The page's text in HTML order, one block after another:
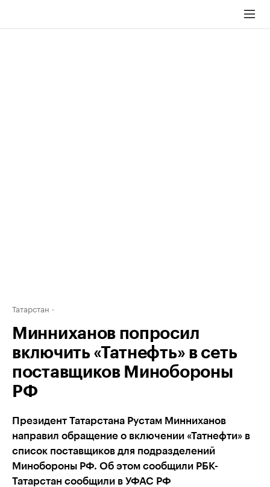
Татарстан
Минниханов попросил
включить «Татнефть» в сеть
поставщиков Минобороны
РФ
Президент Татарстана Рустам Минниханов
направил обращение о включении «Татнефти» в
список поставщиков для подразделений
Минобороны РФ. Об этом сообщили РБК-
Татарстан сообщили в УФАС РФ